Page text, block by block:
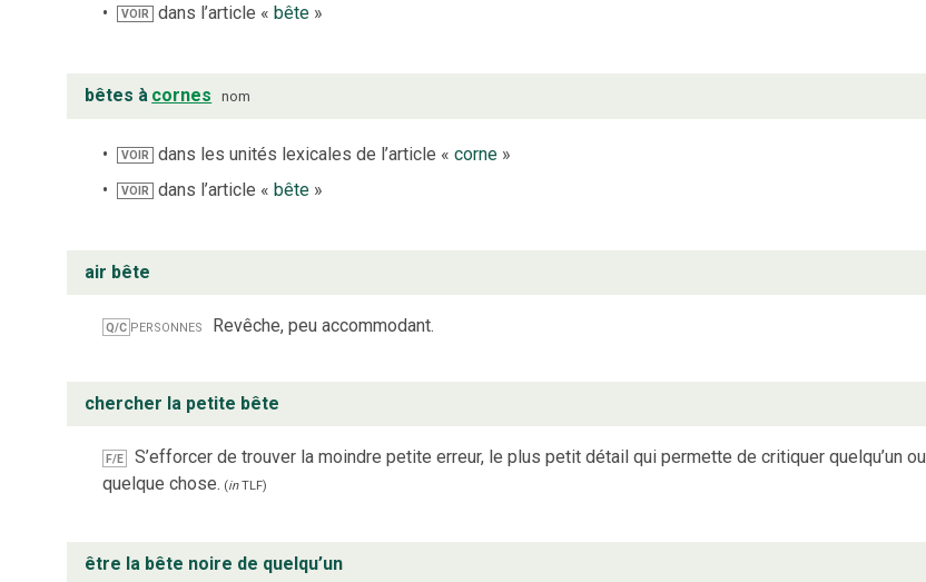
VOIR dans l’article «bête »
bêtes à cornes nom
VOIR dans les unités lexicales de l’article «corne »
VOIR dans l’article «bête »
air bête
Q/C personnes Revêche, peu accommodant.
chercher la petite bête
F/E
S’efforcer de trouver la moindre petite erreur, le plus petit détail qui permette de critiquer quelqu’un ou
quelque chose. (inTLF)
être la bête noire de quelqu’un